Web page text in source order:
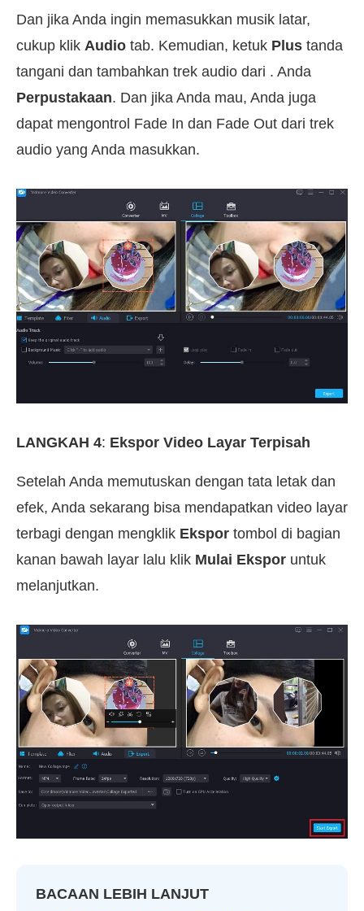
Dan jika Anda ingin memasukkan musik latar,
cukup klik Audio tab. Kemudian, ketuk Plus tanda
tangani dan tambahkan trek audio dari . Anda
Perpustakaan. Dan jika Anda mau, Anda juga
dapat mengontrol Fade In dan Fade Out dari trek
audio yang Anda masukkan.
LANGKAH 4: Ekspor Video Layar Terpisah
Setelah Anda memutuskan dengan tata letak dan
efek, Anda sekarang bisa mendapatkan video layar
terbagi dengan mengklik Ekspor tombol di bagian
kanan bawah layar lalu klik Mulai Ekspor untuk
melanjutkan.
BACAAN LEBIH LANJUT